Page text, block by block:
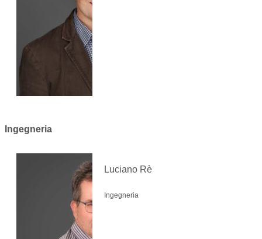
Ingegneria
Luciano Rè
Ingegneria